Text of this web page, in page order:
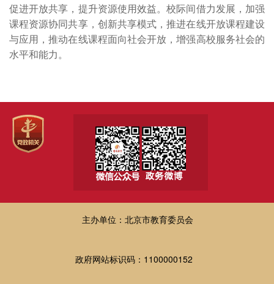
促进开放共享，提升资源使用效益。校际间借力发展，加强
课程资源协同共享，创新共享模式，推进在线开放课程建设
与应用，推动在线课程面向社会开放，增强高校服务社会的
水平和能力。
主办单位：北京市教育委员会
政府网站标识码：1100000152